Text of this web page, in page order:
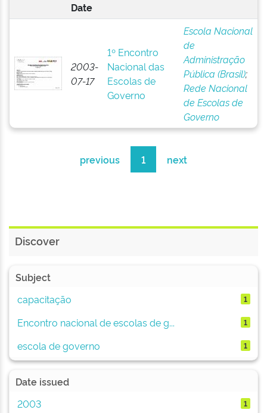
Date
2003-
07-17
1º Encontro
Nacional das
Escolas de
Governo
Escola Nacional
de
Administração
Pública (Brasil);
Rede Nacional
de Escolas de
Governo
previous 1 next
Discover
Subject
capacitação
1
Encontro nacional de escolas de g... 1
escola de governo 1
Date issued
2003
1